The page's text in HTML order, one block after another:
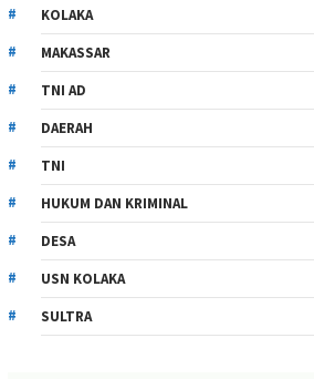
KOLAKA
MAKASSAR
TNI AD
DAERAH
TNI
HUKUM DAN KRIMINAL
DESA
USN KOLAKA
SULTRA